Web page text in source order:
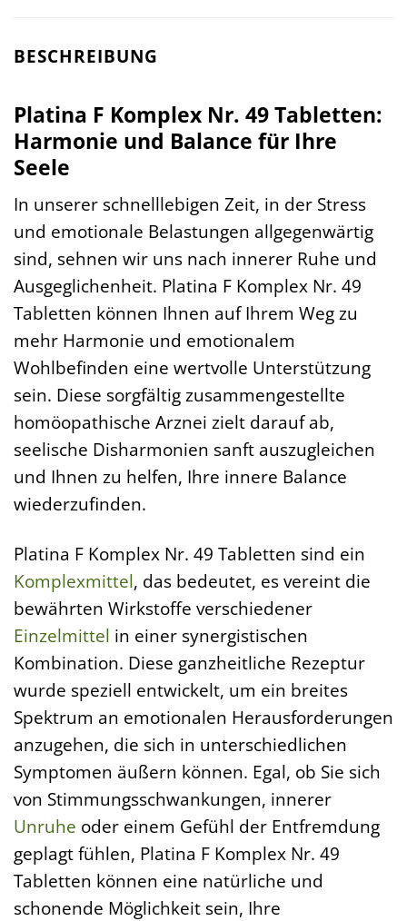
BESCHREIBUNG
Platina F Komplex Nr. 49 Tabletten:
Harmonie und Balance für Ihre
Seele
In unserer schnelllebigen Zeit, in der Stress
und emotionale Belastungen allgegenwärtig
sind, sehnen wir uns nach innerer Ruhe und
Ausgeglichenheit. Platina F Komplex Nr. 49
Tabletten können Ihnen auf Ihrem Weg zu
mehr Harmonie und emotionalem
Wohlbefinden eine wertvolle Unterstützung
sein. Diese sorgfältig zusammengestellte
homöopathische Arznei zielt darauf ab,
seelische Disharmonien sanft auszugleichen
und Ihnen zu helfen, Ihre innere Balance
wiederzufinden.
Platina F Komplex Nr. 49 Tabletten sind ein
Komplexmittel, das bedeutet, es vereint die
bewährten Wirkstoffe verschiedener
Einzelmittel in einer synergistischen
Kombination. Diese ganzheitliche Rezeptur
wurde speziell entwickelt, um ein breites
Spektrum an emotionalen Herausforderungen
anzugehen, die sich in unterschiedlichen
Symptomen äußern können. Egal, ob Sie sich
von Stimmungsschwankungen, innerer
Unruhe oder einem Gefühl der Entfremdung
geplagt fühlen, Platina F Komplex Nr. 49
Tabletten können eine natürliche und
schonende Möglichkeit sein, Ihre